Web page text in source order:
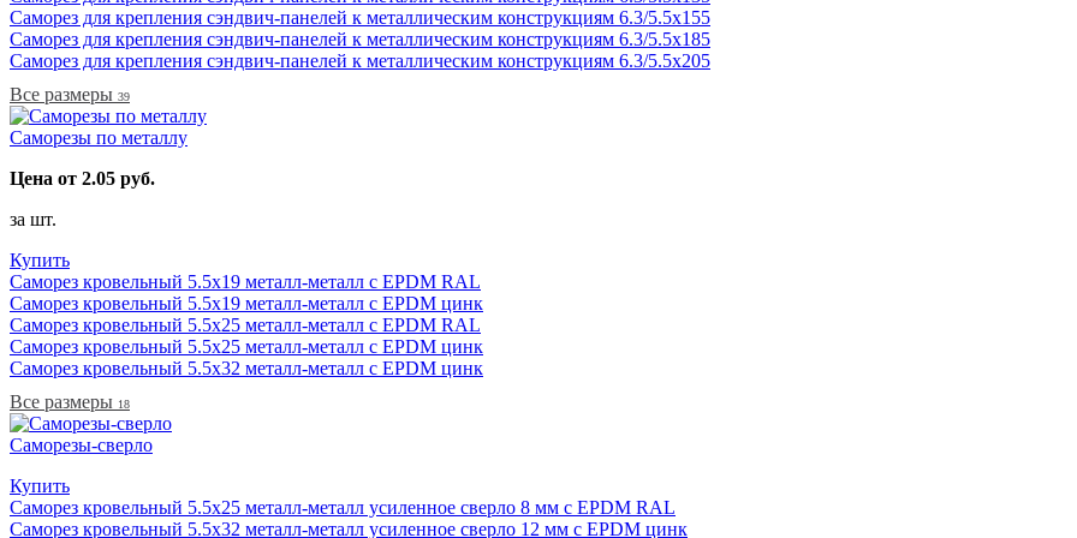
Саморез для крепления сэндвич-панелей к металлическим конструкциям 6.3/5.5х155
Саморез для крепления сэндвич-панелей к металлическим конструкциям 6.3/5.5х185
Саморез для крепления сэндвич-панелей к металлическим конструкциям 6.3/5.5х205
Все размеры 39
Саморезы по металлу
Цена от 2.05 руб.
за шт.
Купить
Саморез кровельный 5.5х19 металл-металл с EPDM RAL
Саморез кровельный 5.5х19 металл-металл с EPDM цинк
Саморез кровельный 5.5х25 металл-металл с EPDM RAL
Саморез кровельный 5.5х25 металл-металл с EPDM цинк
Саморез кровельный 5.5х32 металл-металл с EPDM цинк
Все размеры 18
Саморезы-сверло
Купить
Саморез кровельный 5.5х25 металл-металл усиленное сверло 8 мм с EPDM RAL
Саморез кровельный 5.5х32 металл-металл усиленное сверло 12 мм с EPDM цинк